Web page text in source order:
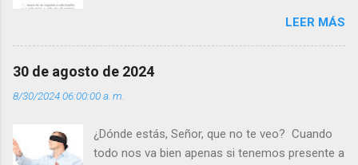
super hombre? - ¿Superas tu fragilidad con la
gracia de Dios? Julián Escobar. | Lecturas del
Día (+ Leer ). | Evangelio y Meditación (+ Leer ) |
LEER MÁS
30 de agosto de 2024
8/30/2024 06:00:00 a. m.
¿Dónde estás, Señor, que no te veo? Cuando
todo nos va bien apenas si tenemos presente a